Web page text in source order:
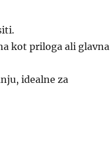
kot priloga ali glavna
idealne za